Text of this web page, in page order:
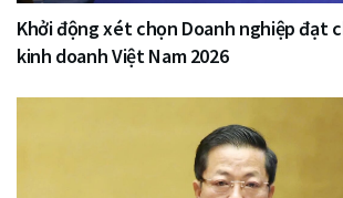
Khởi động xét chọn Doanh nghiệp đạt
kinh doanh Việt Nam 2026